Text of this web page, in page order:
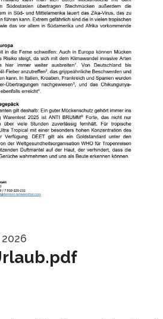
2026